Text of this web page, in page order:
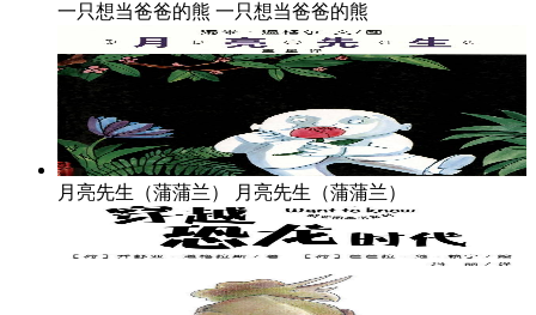
一只想当爸爸的熊 一只想当爸爸的熊
月亮先生（蒲蒲兰） 月亮先生（蒲蒲兰）